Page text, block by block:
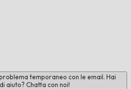
temporaneo con le email. Hai
aiuto? Chatta con noi!